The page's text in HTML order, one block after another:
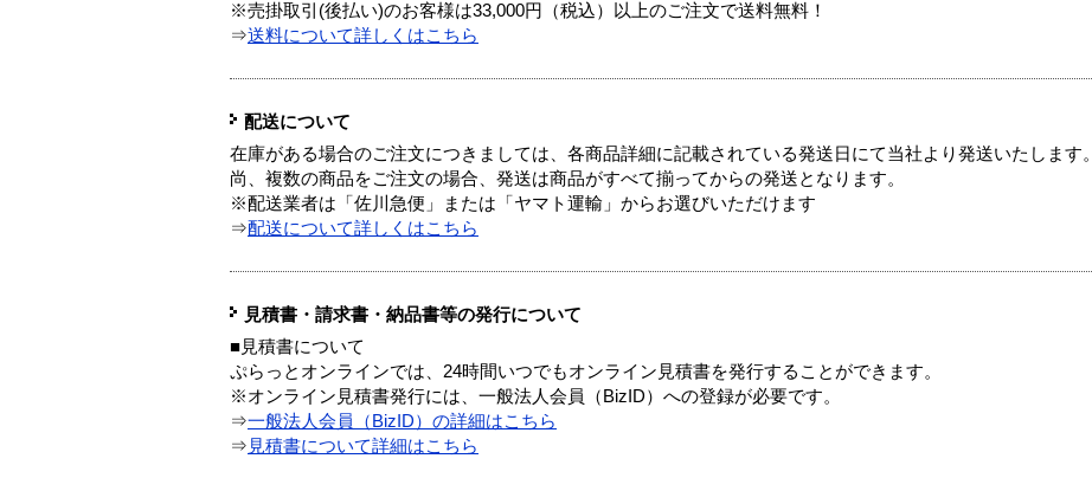
※売掛取引(後払い)のお客様は33,000円（税込）以上のご注文で送料無料！
⇒送料について詳しくはこちら
配送について
在庫がある場合のご注文につきましては、各商品詳細に記載されている発送日にて当社より発送いたします。
尚、複数の商品をご注文の場合、発送は商品がすべて揃ってからの発送となります。
※配送業者は「佐川急便」または「ヤマト運輸」からお選びいただけます
⇒配送について詳しくはこちら
見積書・請求書・納品書等の発行について
■見積書について
ぷらっとオンラインでは、24時間いつでもオンライン見積書を発行することができます。
※オンライン見積書発行には、一般法人会員（BizID）への登録が必要です。
⇒一般法人会員（BizID）の詳細はこちら
⇒ 見積書について詳細はこちら